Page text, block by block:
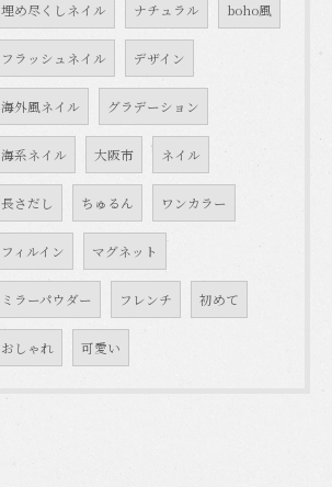
埋め尽くしネイル ナチュラル boho風
フラッシュネイル デザイン
海外風ネイル グラデーション
海系ネイル 大阪市 ネイル
長さだし ちゅるん ワンカラー
フィルイン マグネット
ミラーパウダー フレンチ 初めて
おしゃれ 可愛い